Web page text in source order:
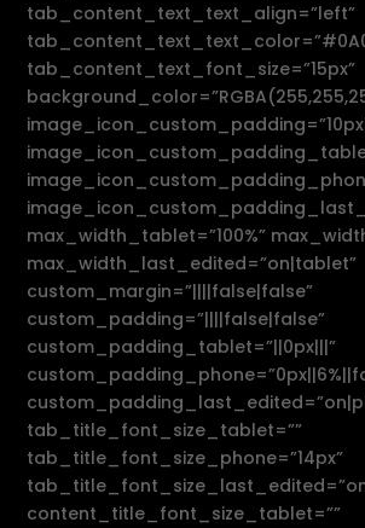
tab_content_text_text_align=”left”
tab_content_text_font_size=”15px”
max_width_tablet=”100%”
max_width_last_edited=”on|tablet”
custom_margin=”||||false|false”
custom_padding=”||||false|false”
custom_padding_tablet=”||0px|||”
tab_title_font_size_tablet=””
tab_title_font_size_phone=”14px”
content_title_font_size_tablet=””